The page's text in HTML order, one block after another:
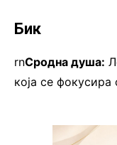
Бик
rnСродна душа:
која се фокусира